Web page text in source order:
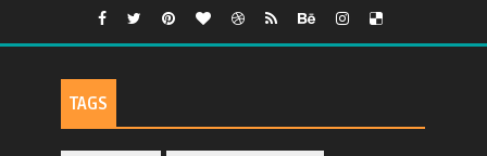
TAGS